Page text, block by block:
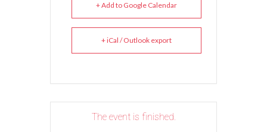
+ Add to Google Calendar
+ iCal / Outlook export
The event is finished.